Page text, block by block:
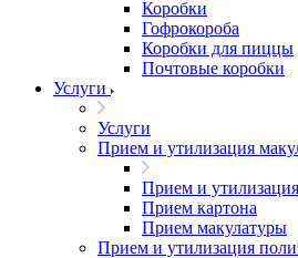
Коробки
Гофрокороба
Коробки для пиццы
Почтовые коробки
Услуги
Услуги
Прием и утилизация
Прием и
Прием картона
Прием макулатуры
Прием и утилизация